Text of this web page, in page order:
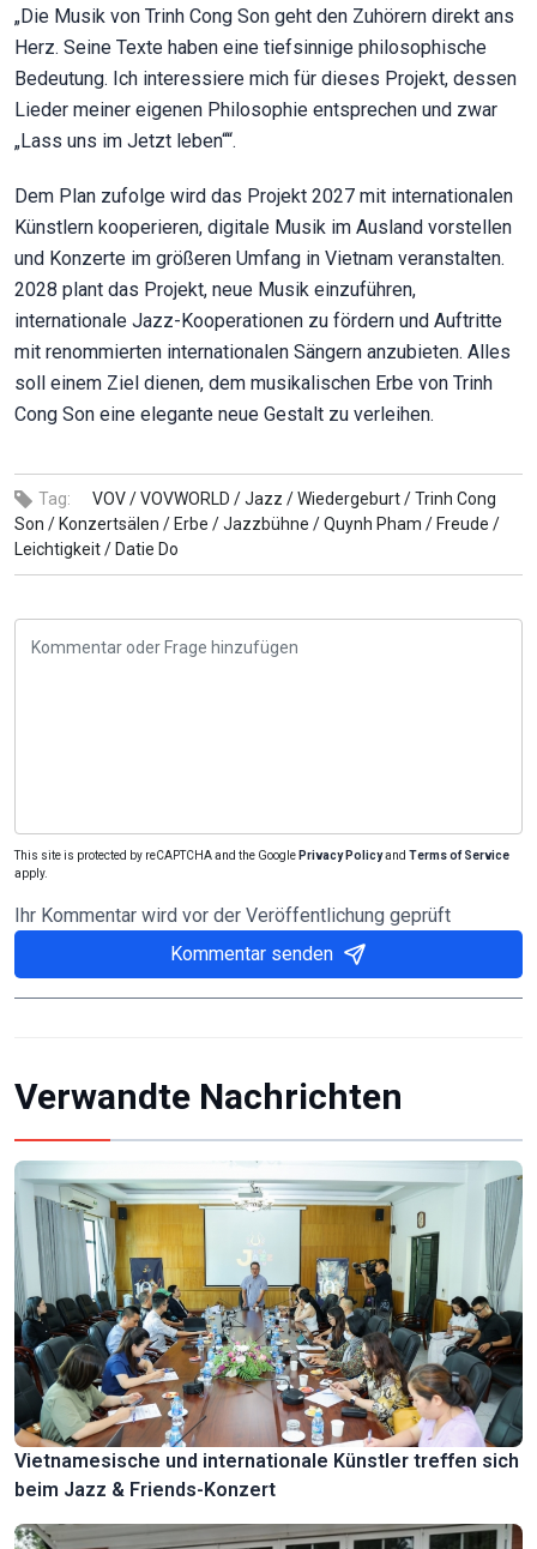
„Die Musik von Trinh Cong Son geht den Zuhörern direkt ans
Herz. Seine Texte haben eine tiefsinnige philosophische
Bedeutung. Ich interessiere mich für dieses Projekt, dessen
Lieder meiner eigenen Philosophie entsprechen und zwar
„Lass uns im Jetzt leben““.
Dem Plan zufolge wird das Projekt 2027 mit internationalen
Künstlern kooperieren, digitale Musik im Ausland vorstellen
und Konzerte im größeren Umfang in Vietnam veranstalten.
2028 plant das Projekt, neue Musik einzuführen,
internationale Jazz-Kooperationen zu fördern und Auftritte
mit renommierten internationalen Sängern anzubieten. Alles
soll einem Ziel dienen, dem musikalischen Erbe von Trinh
Cong Son eine elegante neue Gestalt zu verleihen.
Tag: VOV /VOVWORLD /Jazz /Wiedergeburt /Trinh Cong
Son / Konzertsälen / Erbe /Jazzbühne /Quynh Pham / Freude /
Leichtigkeit / Datie Do
This site is protected by reCAPTCHA and the Google Privacy Policyand Terms of Service
apply.
Ihr Kommentar wird vor der Veröffentlichung geprüft
Kommentar senden
Verwandte Nachrichten
Vietnamesische und internationale Künstler treffen sich
beim Jazz & Friends-Konzert